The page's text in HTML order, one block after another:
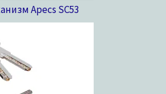
Apecs SC53